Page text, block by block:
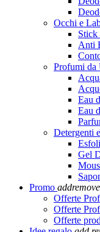
Occhi e
Stick
Anti
Profumi da
Eau
Eau
Detergenti
Gel
Promo addremove
Offerte
Offerte
Offerte